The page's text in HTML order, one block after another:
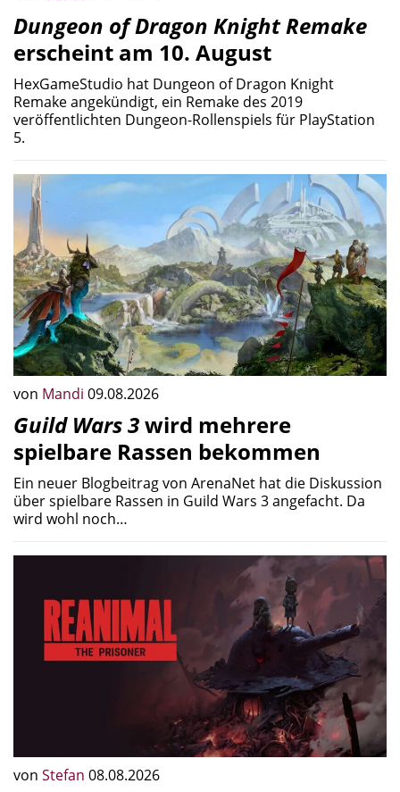
Dungeon of Dragon Knight Remake
erscheint am 10. August
HexGameStudio hat Dungeon of Dragon Knight
Remake angekündigt, ein Remake des 2019
veröffentlichten Dungeon-Rollenspiels für PlayStation
5.
von Mandi 09.08.2026
Guild Wars 3wird mehrere
spielbare Rassen bekommen
Ein neuer Blogbeitrag von ArenaNet hat die Diskussion
über spielbare Rassen in Guild Wars 3 angefacht. Da
wird wohl noch…
von Stefan 08.08.2026